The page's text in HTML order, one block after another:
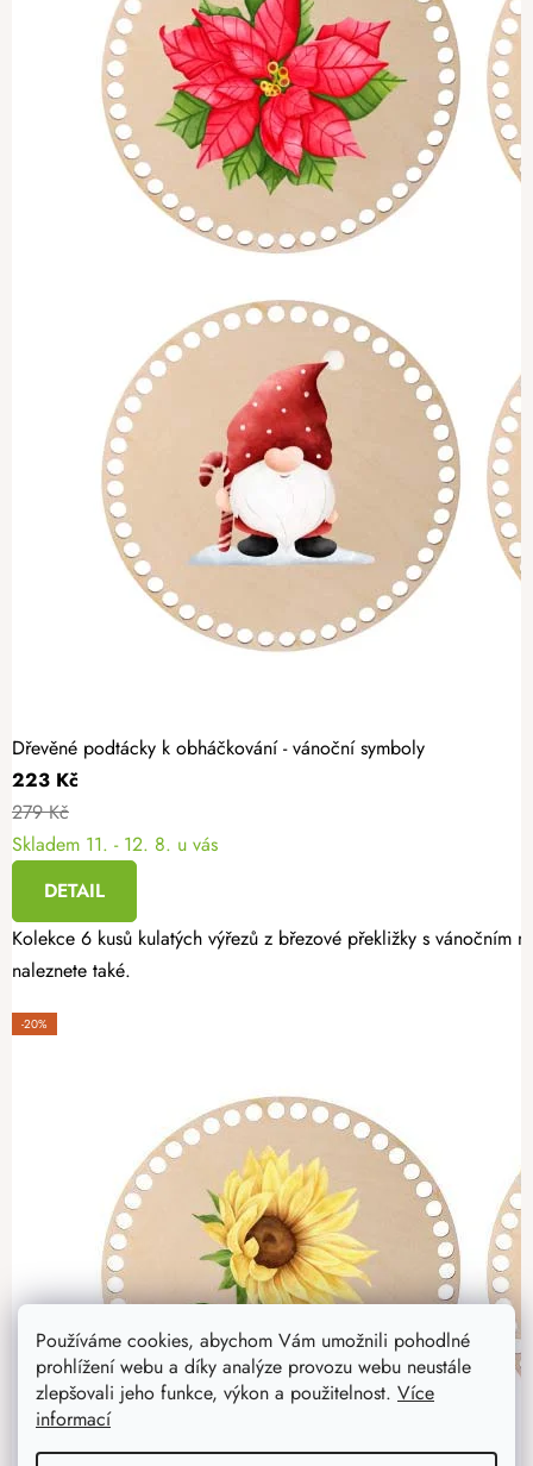
Používáme cookies, abychom Vám umožnili pohodlné
prohlížení webu a díky analýze provozu webu neustále
zlepšovali jeho funkce, výkon a použitelnost. Více
informací
Dřevěné podtácky k obháčkování - vánoční symboly
223 Kč
279 Kč
Skladem 11. - 12. 8. u vás
DETAIL
Kolekce 6 kusů kulatých výřezů z březové překližky s
naleznete také.
-20%